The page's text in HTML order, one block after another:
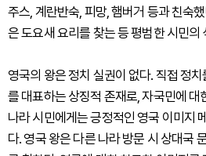
주스, 계란반숙, 피망, 햄버거 등과 친숙
은 도요새 요리를 찾는 등 평범한 시민의
영국의 왕은 정치 실권이 없다. 직접 정
를 대표하는 상징적 존재로, 자국민에 대
나라 시민에게는 긍정적인 영국 이미지
다. 영국 왕은 다른 나라 방문 시 상대국